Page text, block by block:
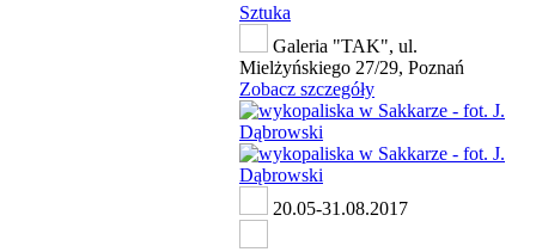
Sztuka
Galeria "TAK", ul.
Mielżyńskiego 27/29, Poznań
Zobacz szczegóły
20.05-31.08.2017